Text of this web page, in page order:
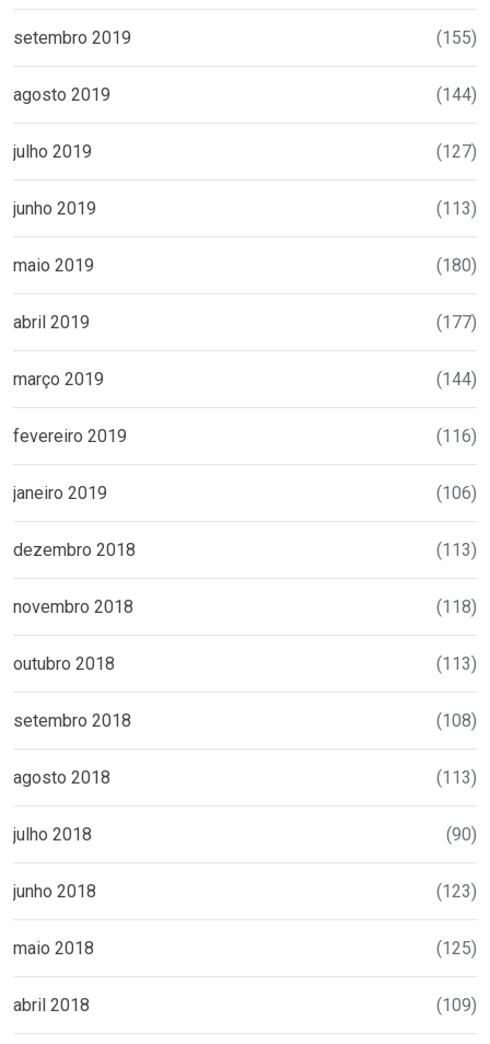
setembro 2019 (155)
agosto 2019 (144)
julho 2019 (127)
junho 2019 (113)
maio 2019 (180)
abril 2019 (177)
março 2019 (144)
fevereiro 2019 (116)
janeiro 2019 (106)
dezembro 2018 (113)
novembro 2018 (118)
outubro 2018 (113)
setembro 2018 (108)
agosto 2018 (113)
julho 2018 (90)
junho 2018 (123)
maio 2018 (125)
abril 2018 (109)